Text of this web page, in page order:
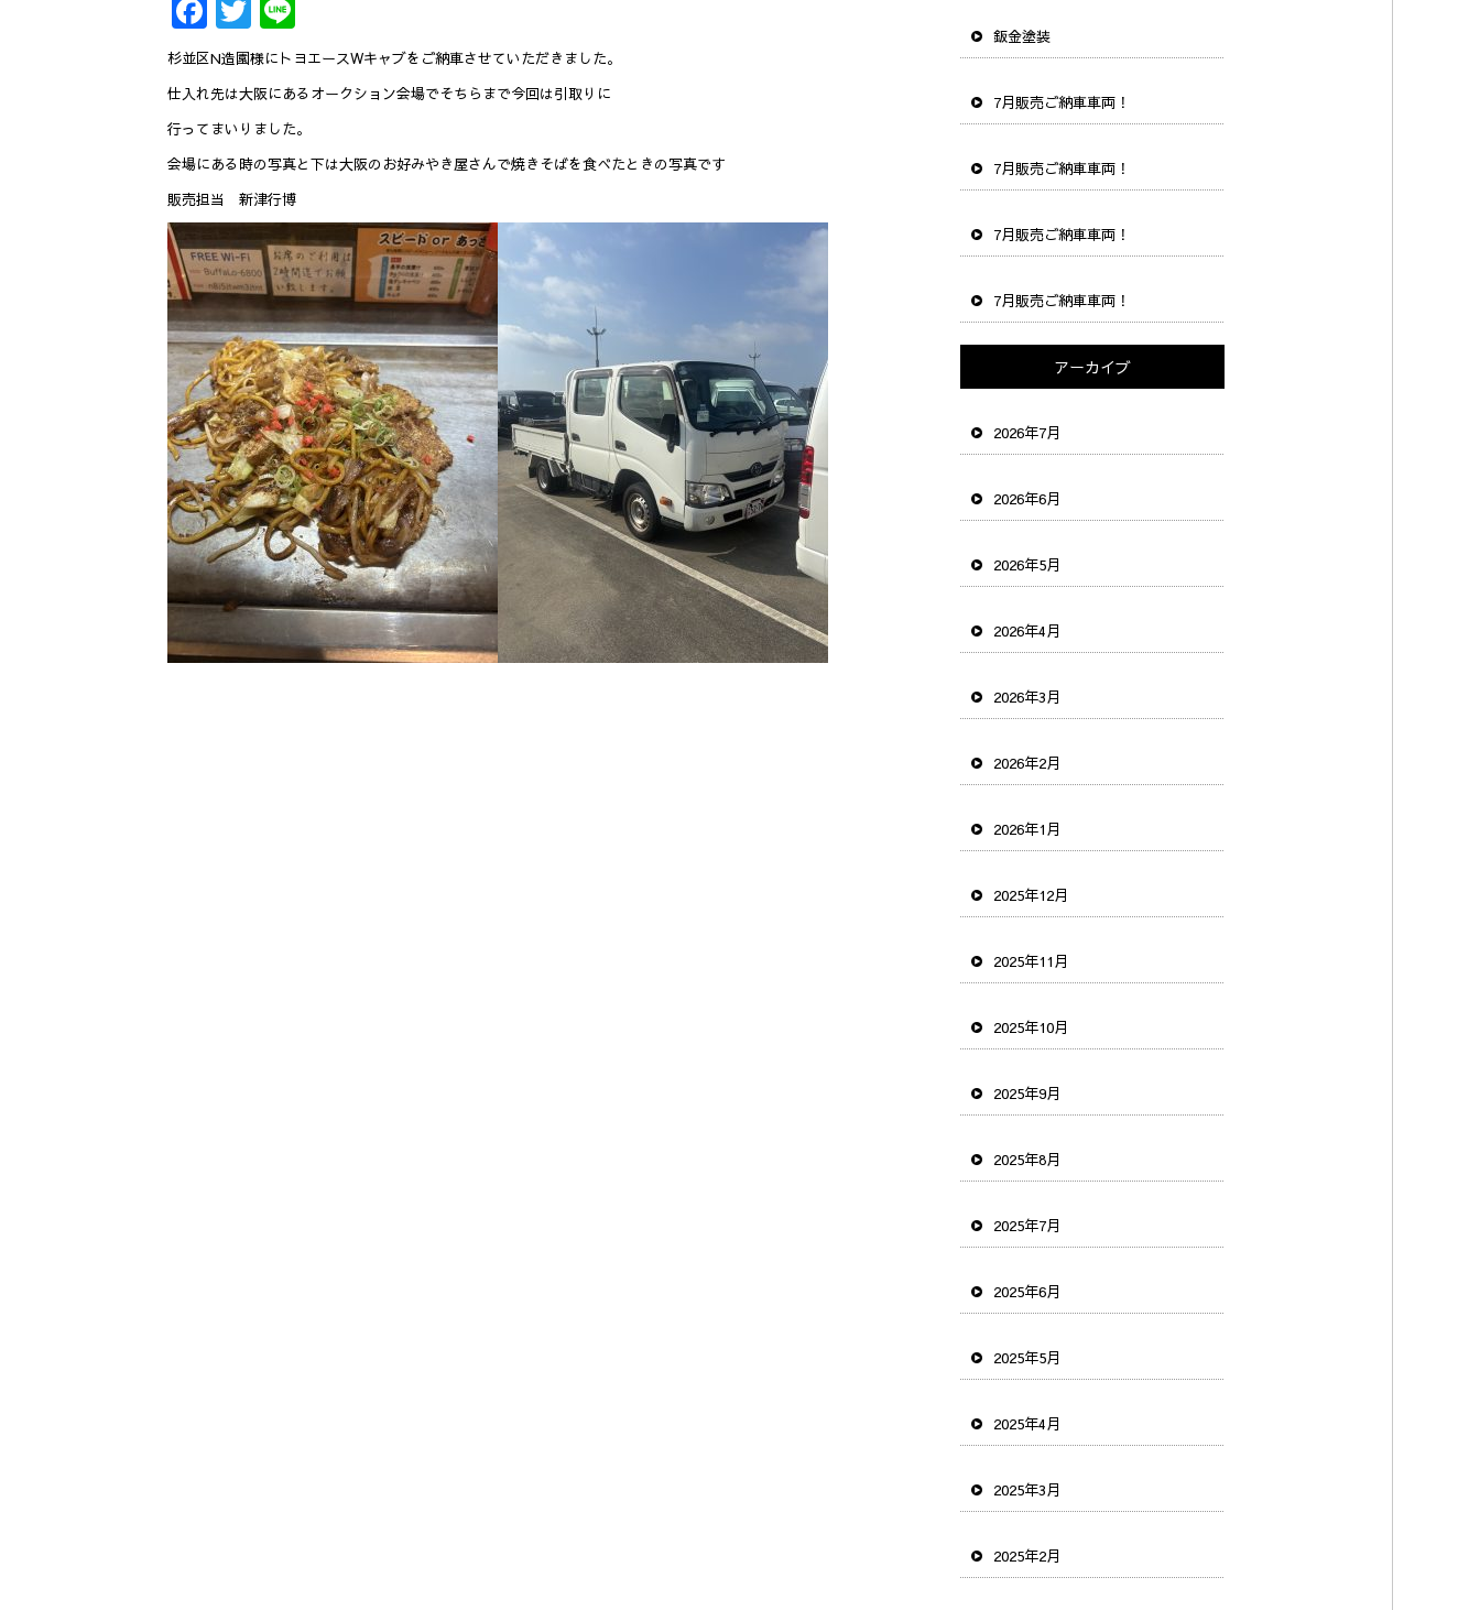
Facebook
Twitter
杉並区N造園様にトヨエースWキャブをご納車させていただきました。
仕入れ先は大阪にあるオークション会場でそちらまで今回は引取りに
行ってまいりました。
会場にある時の写真と下は大阪のお好みやき屋さんで焼きそばを食べたときの写真です
販売担当 新津行博
鈑金塗装
7月販売ご納車車両！
7月販売ご納車車両！
7月販売ご納車車両！
7月販売ご納車車両！
アーカイブ
2026年7月
2026年6月
2026年5月
2026年4月
2026年3月
2026年2月
2026年1月
2025年12月
2025年11月
2025年10月
2025年9月
2025年8月
2025年7月
2025年6月
2025年5月
2025年4月
2025年3月
2025年2月